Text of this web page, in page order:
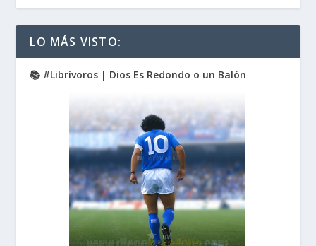
LO MÁS VISTO:
📚 #Librívoros | Dios Es Redondo o un Balón